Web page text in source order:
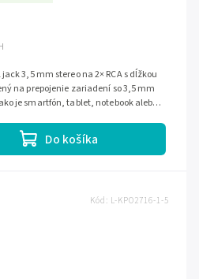
Do košíka
3,5 mm stereo na 2× RCA s dĺžkou
na prepojenie zariadení so 3,5 mm
je smartfón, tablet, notebook alebo
Kód: L-KPO2716-1-5